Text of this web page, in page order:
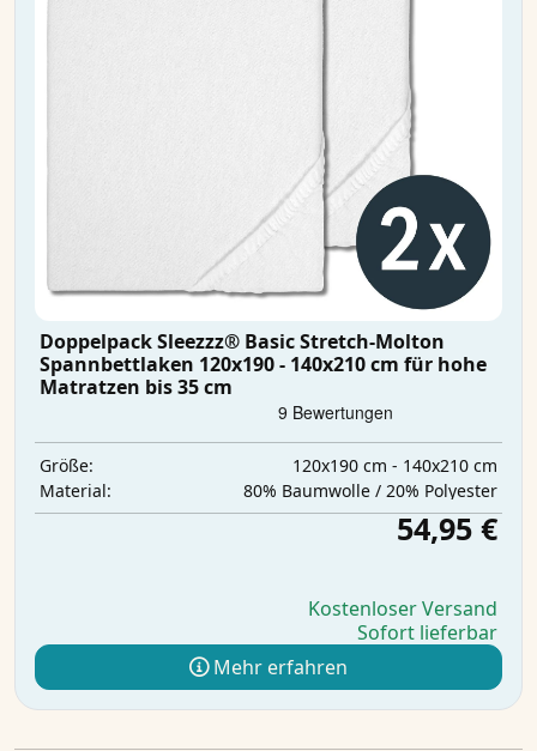
Doppelpack Sleezzz® Basic Stretch-Molton
Spannbettlaken 120x190 - 140x210 cm für hohe
Matratzen bis 35 cm
Größe:
120x190 cm - 140x210 cm
Material:
80% Baumwolle / 20% Polyester
54,95 €
Kostenloser Versand
Sofort lieferbar
Mehr erfahren